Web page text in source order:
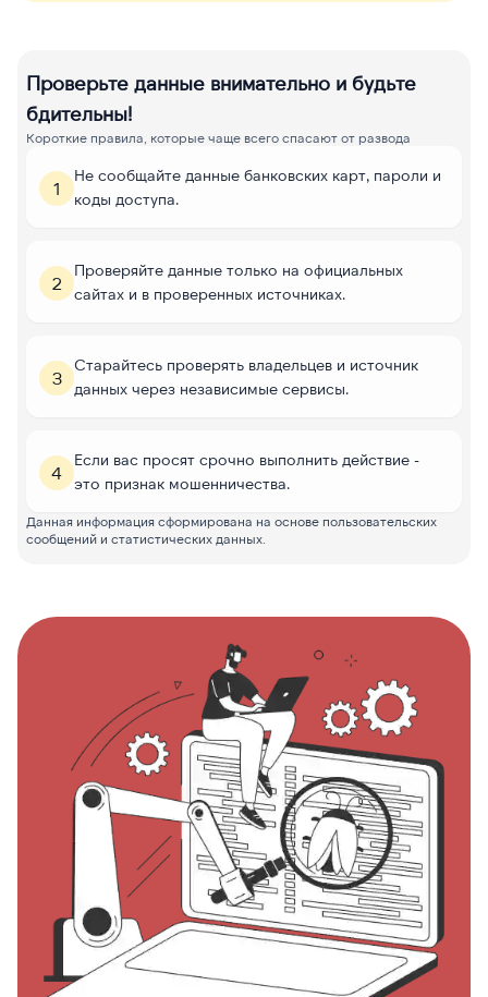
Проверьте данные внимательно и будьте
бдительны!
Короткие правила, которые чаще всего спасают от развода
1
Не сообщайте данные банковских карт, пароли и
коды доступа.
2
Проверяйте данные только на официальных
сайтах и в проверенных источниках.
3
Старайтесь проверять владельцев и источник
данных через независимые сервисы.
4
Если вас просят срочно выполнить действие -
это признак мошенничества.
Данная информация сформирована на основе пользовательских
сообщений и статистических данных.